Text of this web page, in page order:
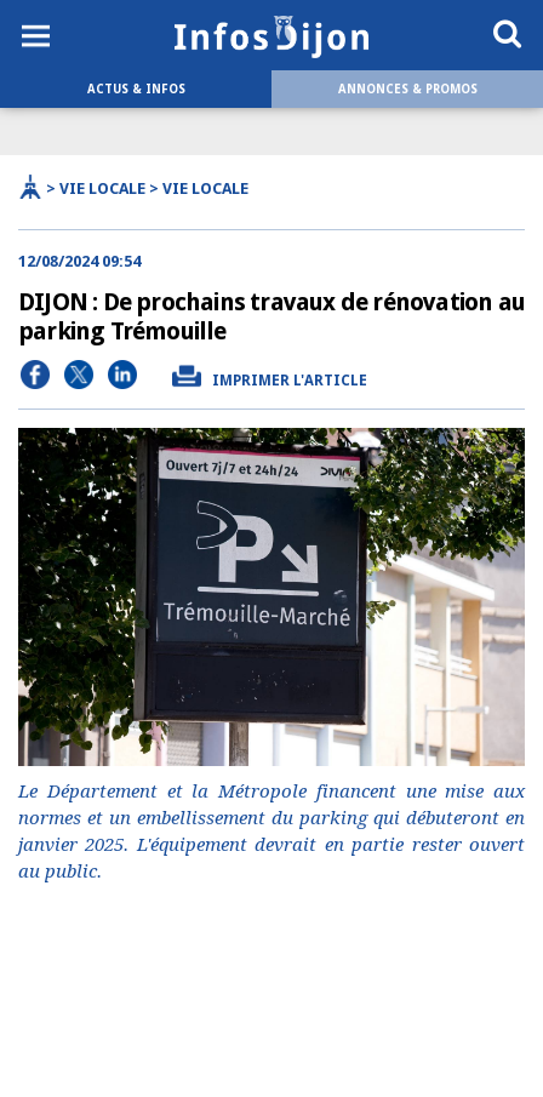
ACTUS & INFOS ANNONCES & PROMOS
> VIE LOCALE > VIE LOCALE
12/08/2024 09:54
DIJON : De prochains travaux de rénovation au
parking Trémouille
IMPRIMER L'ARTICLE
Le Département et la Métropole financent une mise aux
normes et un embellissement du parking qui débuteront en
janvier 2025. L'équipement devrait en partie rester ouvert
au public.